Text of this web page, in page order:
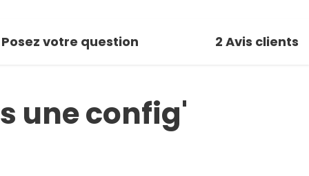
Posez votre question 2 Avis clients
une config'